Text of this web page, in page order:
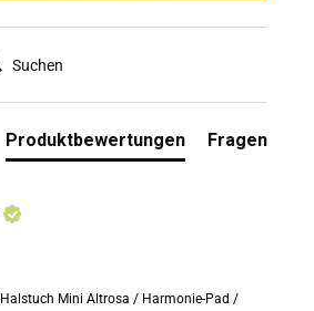
Produktbewertungen Fragen
Halstuch Mini Altrosa / Harmonie-Pad /